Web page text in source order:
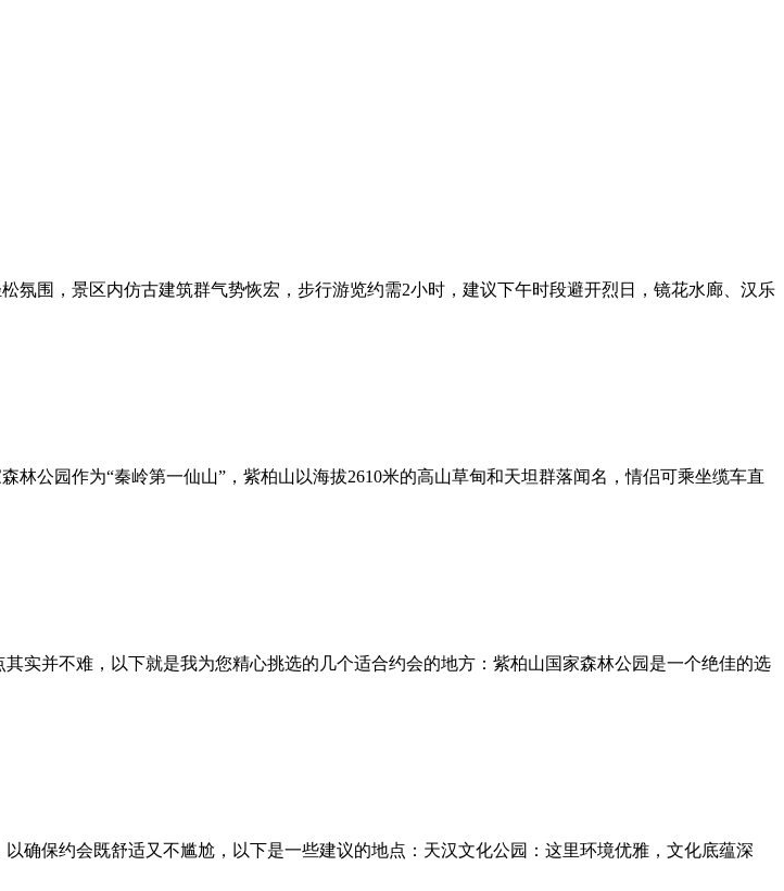
氛围，景区内仿古建筑群气势恢宏，步行游览约需2小时，建议下午时段避开烈日，镜花水廊、汉乐
公园作为“秦岭第一仙山”，紫柏山以海拔2610米的高山草甸和天坦群落闻名，情侣可乘坐缆车直
实并不难，以下就是我为您精心挑选的几个适合约会的地方：紫柏山国家森林公园是一个绝佳的选
确保约会既舒适又不尴尬，以下是一些建议的地点：天汉文化公园：这里环境优雅，文化底蕴深